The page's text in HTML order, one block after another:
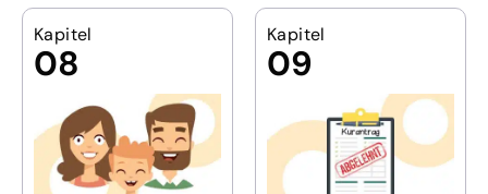
Kapitel
08
Kapitel
09